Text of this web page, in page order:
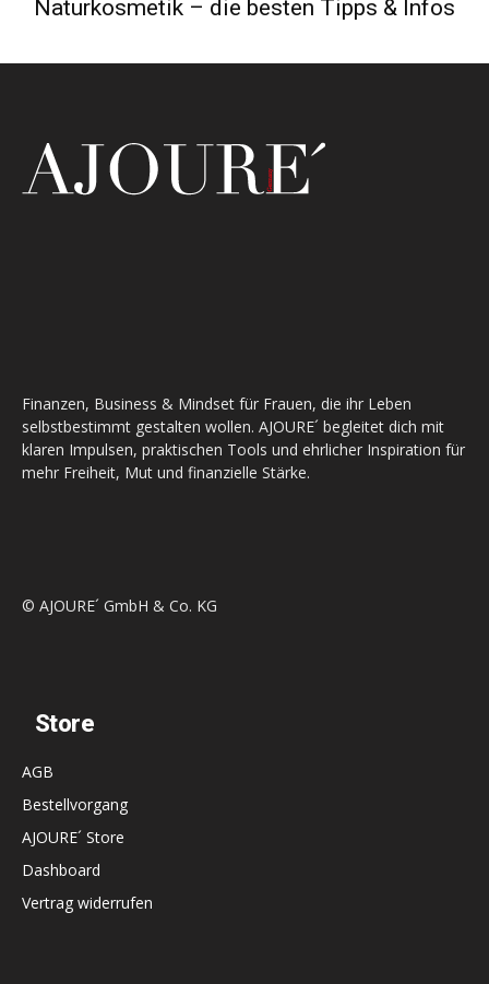
Naturkosmetik – die besten Tipps & Infos
Finanzen, Business & Mindset für Frauen, die ihr Leben
selbstbestimmt gestalten wollen. AJOURE´ begleitet dich mit
klaren Impulsen, praktischen Tools und ehrlicher Inspiration für
mehr Freiheit, Mut und finanzielle Stärke.
© AJOURE´ GmbH & Co. KG
Store
AGB
Bestellvorgang
AJOURE´ Store
Dashboard
Vertrag widerrufen